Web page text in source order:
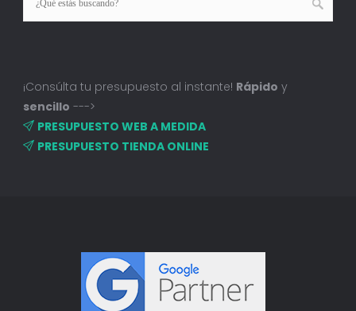
¡Consúlta tu presupuesto al instante! Rápido y
sencillo --->
PRESUPUESTO WEB A MEDIDA
PRESUPUESTO TIENDA ONLINE